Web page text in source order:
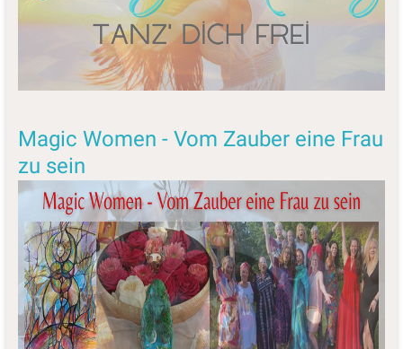
Magic Women - Vom Zauber eine Frau
zu sein